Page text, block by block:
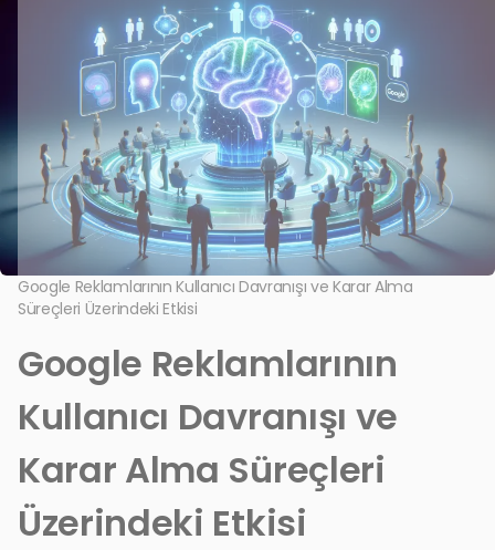
Google Reklamlarının Kullanıcı Davranışı ve Karar Alma
Süreçleri Üzerindeki Etkisi
Google Reklamlarının
Kullanıcı Davranışı ve
Karar Alma Süreçleri
Üzerindeki Etkisi